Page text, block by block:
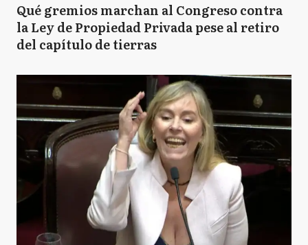
Qué gremios marchan al Congreso contra
la Ley de Propiedad Privada pese al retiro
del capítulo de tierras